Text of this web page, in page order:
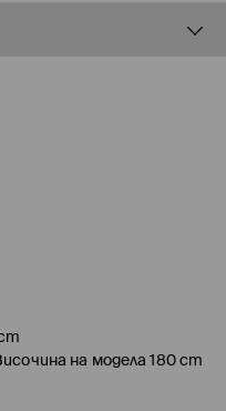
на модела 180 cm